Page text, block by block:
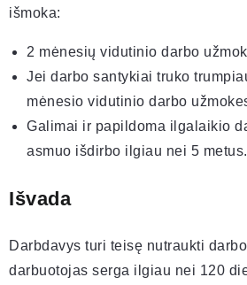
išmoka:
2 mėnesių vidutinio darbo
Jei darbo santykiai truko
mėnesio vidutinio darbo
Galimai ir papildoma ilgalaikio
asmuo išdirbo ilgiau nei 5 metus.
Išvada
Darbdavys turi teisę nutraukti
darbuotojas serga ilgiau nei 120